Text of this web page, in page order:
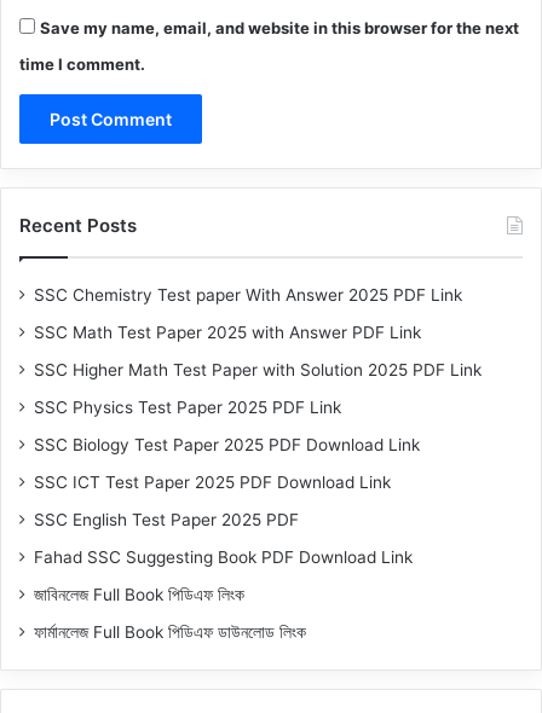
Save my name, email, and website in this browser for the next
time I comment.
Recent Posts
SSC Chemistry Test paper With Answer 2025 PDF Link
SSC Math Test Paper 2025 with Answer PDF Link
SSC Higher Math Test Paper with Solution 2025 PDF Link
SSC Physics Test Paper 2025 PDF Link
SSC Biology Test Paper 2025 PDF Download Link
SSC ICT Test Paper 2025 PDF Download Link
SSC English Test Paper 2025 PDF
Fahad SSC Suggesting Book PDF Download Link
জাবিনলেজ Full Book পিডিএফ লিংক
ফার্মানলেজ Full Book পিডিএফ ডাউনলোড লিংক